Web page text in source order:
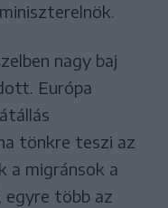
nagy baj
Európa
tönkre teszi az
a migránsok a
egyre több az